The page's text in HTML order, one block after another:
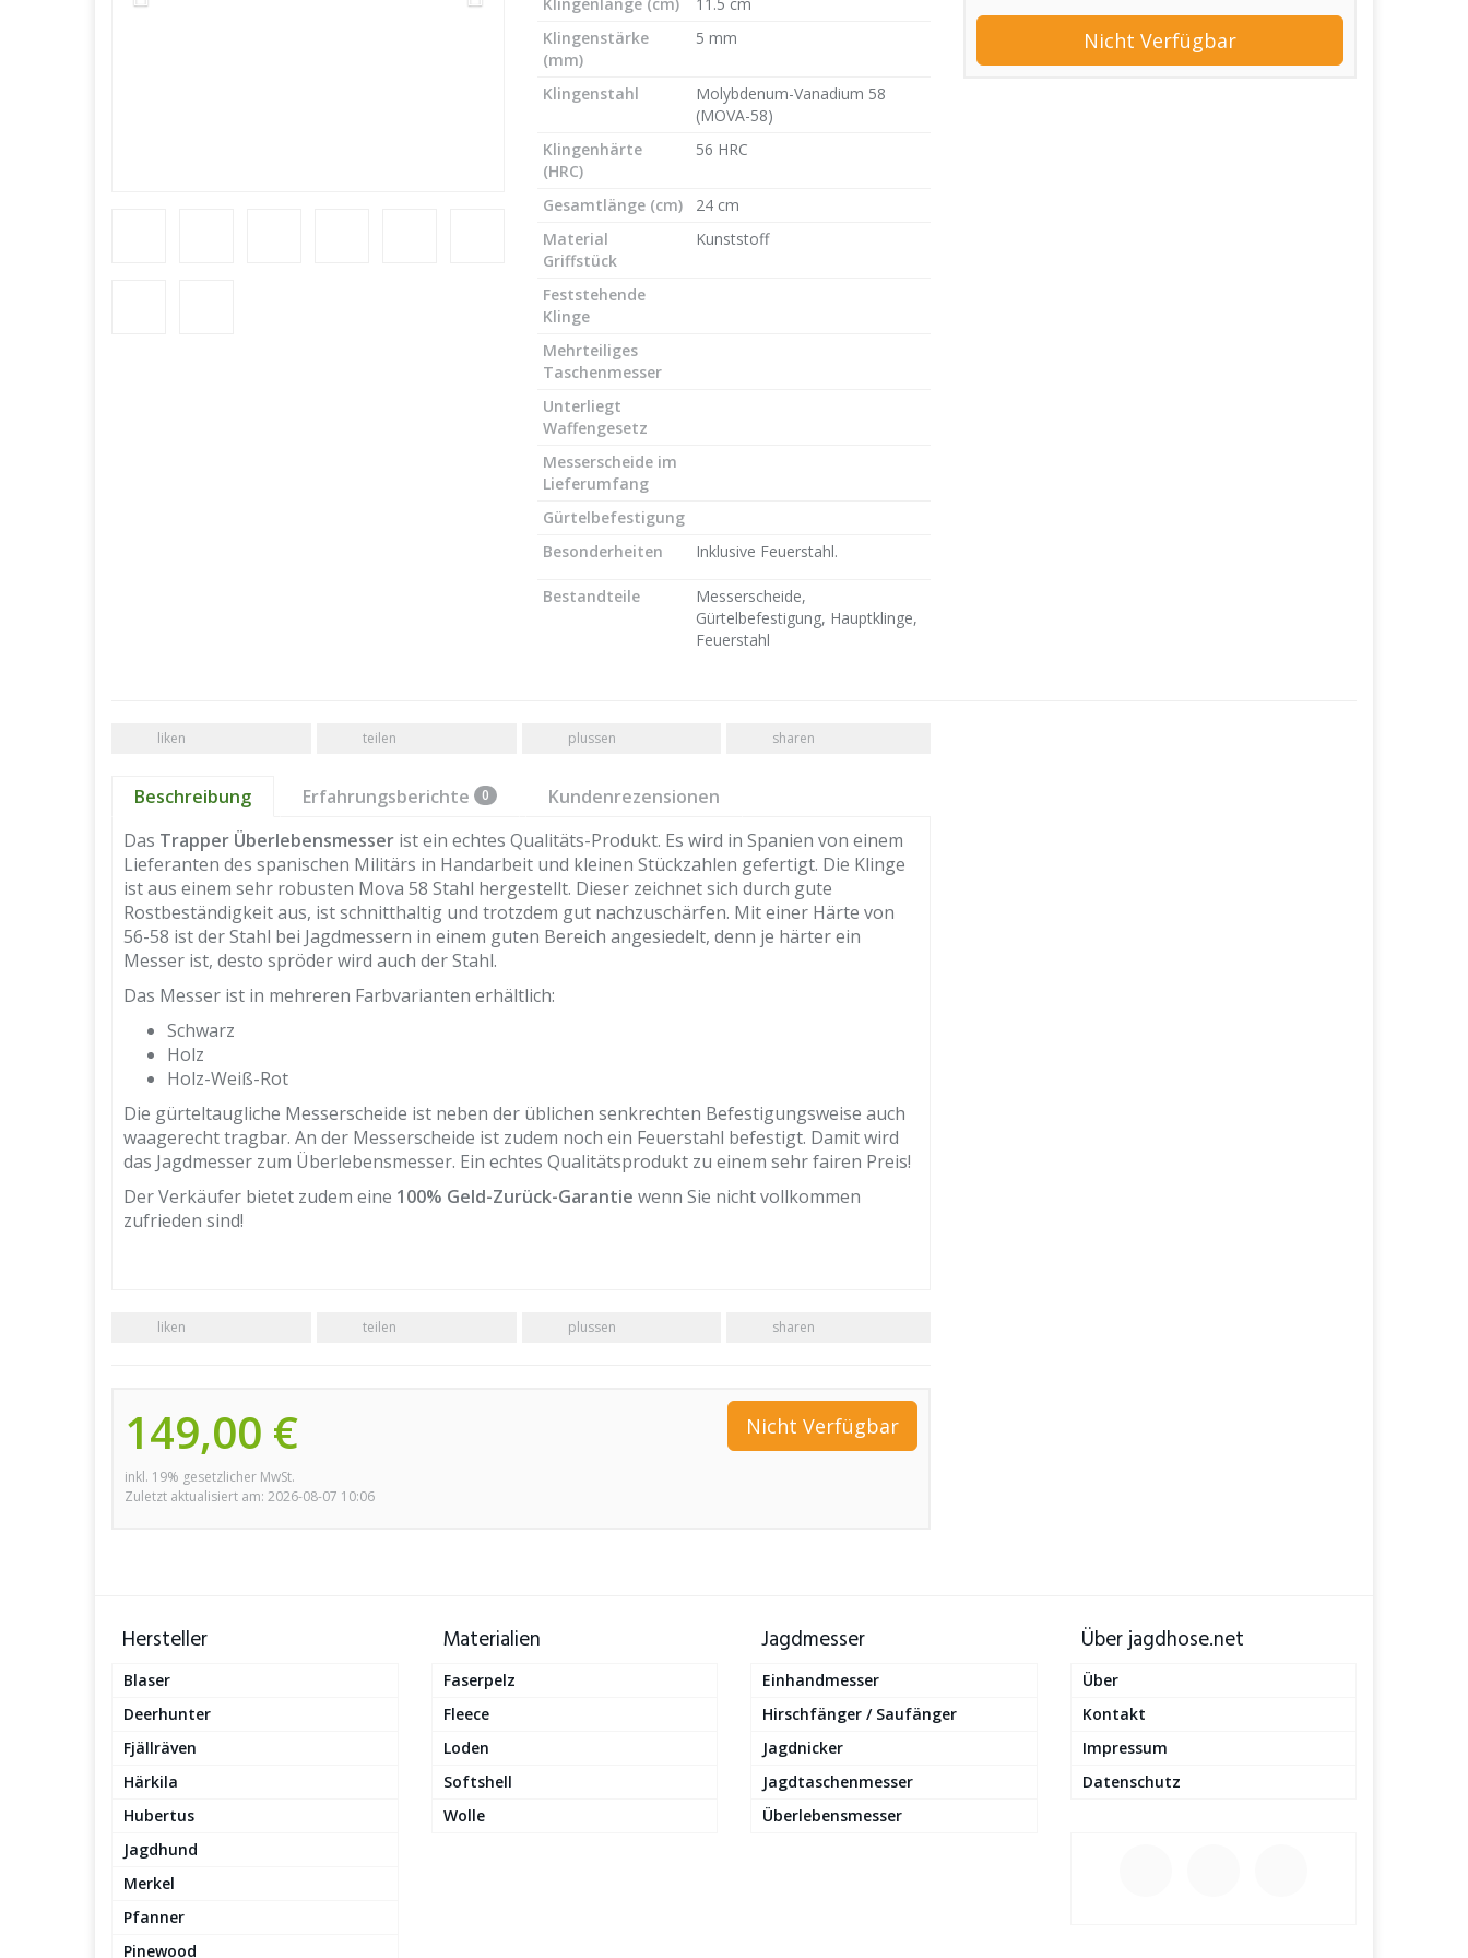
Nicht Verfügbar
Klingenstärke
(mm)
5 mm
Klingenstahl
Molybdenum-Vanadium 58
(MOVA-58)
Klingenhärte
(HRC)
56 HRC
Gesamtlänge (cm)
24 cm
Material
Griffstück
Kunststoff
Feststehende
Klinge
Mehrteiliges
Taschenmesser
Unterliegt
Waffengesetz
Messerscheide im
Lieferumfang
Gürtelbefestigung
Besonderheiten
Inklusive Feuerstahl.
Bestandteile
Messerscheide,
Gürtelbefestigung, Hauptklinge,
Feuerstahl
liken teilen plussen sharen
Beschreibung Erfahrungsberichte 0
Kundenrezensionen
Das Trapper Überlebensmesser ist ein echtes Qualitäts-Produkt. Es wird in Spanien von einem
Lieferanten des spanischen Militärs in Handarbeit und kleinen Stückzahlen gefertigt. Die Klinge
ist aus einem sehr robusten Mova 58 Stahl hergestellt. Dieser zeichnet sich durch gute
Rostbeständigkeit aus, ist schnitthaltig und trotzdem gut nachzuschärfen. Mit einer Härte von
56-58 ist der Stahl bei Jagdmessern in einem guten Bereich angesiedelt, denn je härter ein
Messer ist, desto spröder wird auch der Stahl.
Das Messer ist in mehreren Farbvarianten erhältlich:
Schwarz
Holz
Holz-Weiß-Rot
Die gürteltaugliche Messerscheide ist neben der üblichen senkrechten Befestigungsweise auch
waagerecht tragbar. An der Messerscheide ist zudem noch ein Feuerstahl befestigt. Damit wird
das Jagdmesser zum Überlebensmesser. Ein echtes Qualitätsprodukt zu einem sehr fairen Preis!
Der Verkäufer bietet zudem eine 100% Geld-Zurück-Garantie wenn Sie nicht vollkommen
zufrieden sind!
liken teilen plussen sharen
149,00 €
inkl. 19% gesetzlicher MwSt.
Zuletzt aktualisiert am: 2026-08-07 10:06
Nicht Verfügbar
Hersteller
Blaser
Deerhunter
Fjällräven
Härkila
Hubertus
Jagdhund
Merkel
Pfanner
Pinewood
Materialien
Faserpelz
Fleece
Loden
Softshell
Wolle
Jagdmesser
Einhandmesser
Hirschfänger / Saufänger
Jagdnicker
Jagdtaschenmesser
Überlebensmesser
Über jagdhose.net
Über
Kontakt
Impressum
Datenschutz